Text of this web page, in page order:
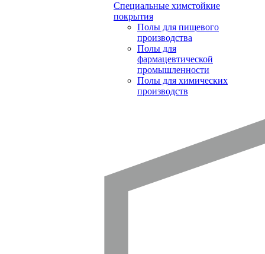
Специальные химстойкие
покрытия
Полы для пищевого
производства
Полы для
фармацевтической
промышленности
Полы для химических
производств